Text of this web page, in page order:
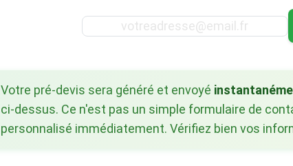
Votre pré-devis sera généré et envoyé
ci-dessus. Ce n'est pas un simple formulaire de
personnalisé immédiatement. Vérifiez bien vos